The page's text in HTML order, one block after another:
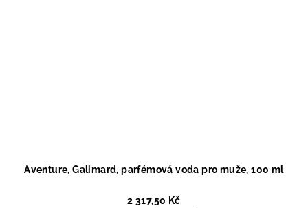
Aventure, Galimard, parfémová voda pro muže, 100 ml
2 317,50 Kč